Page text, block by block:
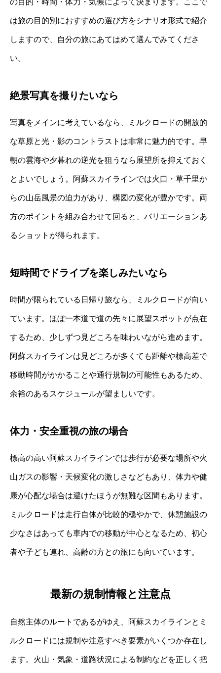
の目的・時間・体力・気候によって決まります。ここで
は旅の目的別におすすめの選び方をシナリオ形式で紹介
しますので、自分の旅にあてはめて選んでみてくださ
い。
絶景写真を撮りたいなら
写真をメインに考えているなら、ミルクロードの開放的
な草原と光・影のコントラストは非常に魅力的です。早
朝の雲海や夕暮れの逆光を狙うなら展望所を抑えておく
とよいでしょう。阿蘇スカイラインでは火口・草千里か
らの山岳風景の迫力があり、構図の変化が豊かです。両
方のポイントを組み合わせて回ると、バリエーションあ
るショットが得られます。
短時間でドライブを楽しみたいなら
時間が限られている日帰り旅なら、ミルクロードが向い
ています。ほぼ一本道で道の先々に展望スポットが点在
するため、少しずつ見どころを味わいながら進めます。
阿蘇スカイラインは見どころが多くても距離や標高差で
移動時間がかかることや通行規制の可能性もあるため、
余裕のあるスケジュールが望ましいです。
体力・安全重視の旅の場合
標高の高い阿蘇スカイラインでは歩行が必要な場所や火
山ガスの影響・天候変化の激しさなどもあり、体力や健
康が心配な場合は避けたほうが無難な区間もあります。
ミルクロードは走行自体が比較的穏やかで、休憩施設の
少なさはあっても車内での移動が中心となるため、初心
者や子ども連れ、高齢の方との旅にも向いています。
最新の規制情報と注意点
自然主体のルートであるがゆえ、阿蘇スカイラインとミ
ルクロードには規制や注意すべき要素がいくつか存在し
ます。火山・気象・道路状況による制約などを正しく把